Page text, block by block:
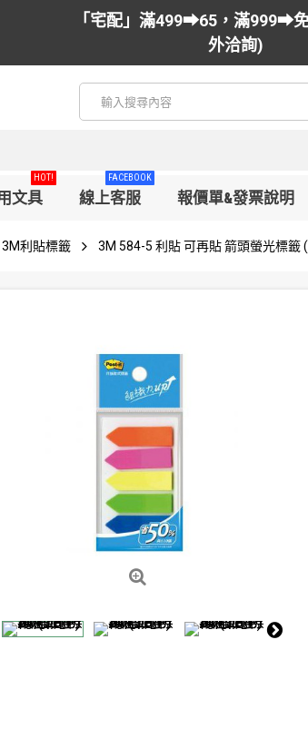
「宅配」滿499➡65，滿999➡
外洽詢)
文具
HOT!
線上客服
FACEBOOK
報價單&發票說明
3M利貼標籤 3M 584-5 利貼 可再貼 箭頭螢光標籤